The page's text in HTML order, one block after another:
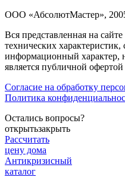
ООО «АбсолютМастер»,
Вся представленная на
технических
информационный характер,
является публичной офертой
Согласие на обработку
Политика
Остались вопросы?
открытьзакрыть
Рассчитать
цену дома
Антикризисный
каталог